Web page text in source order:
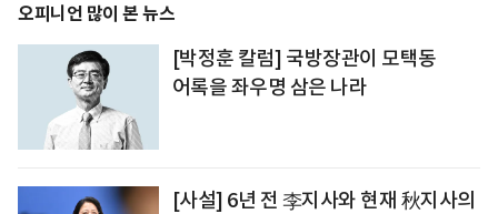
오피니언 많이 본 뉴스
[박정훈 칼럼] 국방장관이 모택동
어록을 좌우명 삼은 나라
[사설] 6년 전 李지사와 현재 秋지사의